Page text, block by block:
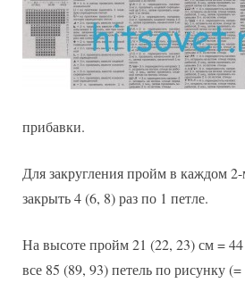
прибавки.
Для закругления пройм в каждом
закрыть 4 (6, 8) раз по 1 петле.
На высоте пройм 21 (22, 23) см = 44
все 85 (89, 93) петель по рисунку